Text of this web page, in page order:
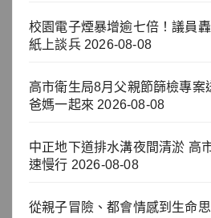
校園電子煙暴增逾七倍！議員
紙上談兵 2026-08-08
高市衛生局8月父親節篩檢專案
爸媽一起來 2026-08-08
中正地下道排水溝夜間清淤 高
速慢行 2026-08-08
從親子冒險、都會情感到生命